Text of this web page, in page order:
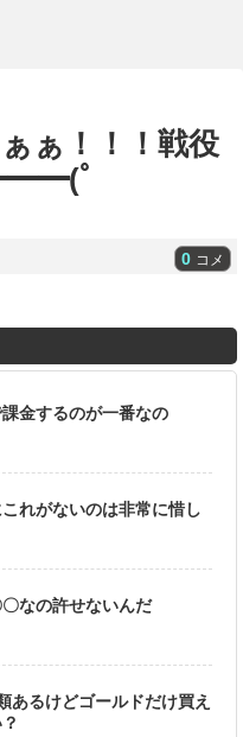
ぁ！！！戦役
ﾟ
0 コメ
課金するのが一番なの
れがないのは非常に惜し
〇なの許せないんだ
あるけどゴールドだけ買え